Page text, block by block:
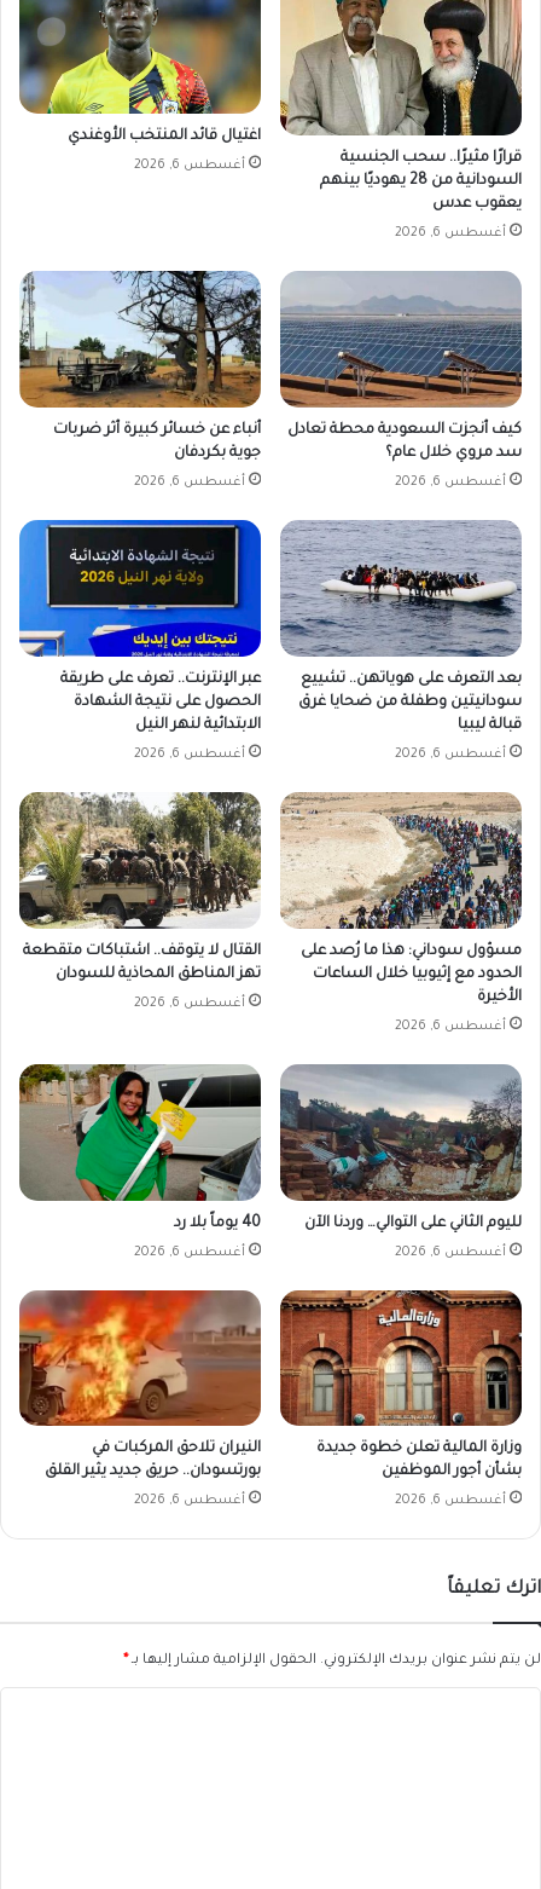
ي
م
ت
ط
ر
و
ر
ط
خ
ب
ي
ث
ة
ا
ر
ا
ل
خ
ر
ط
و
م
ت
ا
ص
ل
ت
ص
د
ي
ا
ل
ش
ا
ي
ل
ك
ي
ن
ل
ل
س
و
د
قرارًا مثيرًا.. سحب الجنسية
السودانية من 28 يهوديًا بينهم
يعقوب عدس
أغسطس 6, 2026
اغتيال قائد المنتخب الأوغندي
أغسطس 6, 2026
كيف أنجزت السعودية محطة تعادل
سد مروي خلال عام؟
أغسطس 6, 2026
أنباء عن خسائر كبيرة أثر ضربات
جوية بكردفان
أغسطس 6, 2026
بعد التعرف على هوياتهن.. تشييع
سودانيتين وطفلة من ضحايا غرق
قبالة ليبيا
أغسطس 6, 2026
عبر الإنترنت.. تعرف على طريقة
الحصول على نتيجة الشهادة
الابتدائية لنهر النيل
أغسطس 6, 2026
مسؤول سوداني: هذا ما رُصد على
الحدود مع إثيوبيا خلال الساعات
الأخيرة
أغسطس 6, 2026
القتال لا يتوقف.. اشتباكات متقطعة
تهز المناطق المحاذية للسودان
أغسطس 6, 2026
لليوم الثاني على التوالي… وردنا الآن
أغسطس 6, 2026
40 يوماً بلا رد
أغسطس 6, 2026
وزارة المالية تعلن خطوة جديدة
بشأن أجور الموظفين
أغسطس 6, 2026
النيران تلاحق المركبات في
بورتسودان.. حريق جديد يثير القلق
أغسطس 6, 2026
اترك تعليقاً
لن يتم نشر عنوان بريدك الإلكتروني. الحقول الإلزامية مشار إليها بـ *